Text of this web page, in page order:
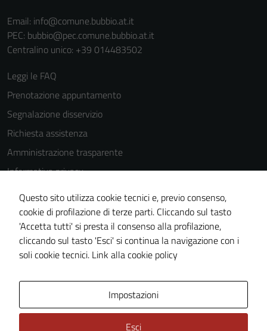
Email: info@comune.bubbio.at.it
PEC: bubbio@pec.comune.bubbio.at.it
Centralino unico: +39 014483502
Leggi le FAQ
Prenotazione appuntamento
Segnalazione disservizio
Richiesta assistenza
Amministrazione trasparente
Informativa privacy
Note legali
Dichiarazione di accessibilità
Piano di miglioramento del sito
Questo sito utilizza cookie tecnici e, previo consenso,
cookie di profilazione di terze parti. Cliccando sul tasto
'Accetta tutti' si presta il consenso alla profilazione,
cliccando sul tasto 'Esci' si continua la navigazione con i
soli cookie tecnici. Link alla cookie policy
Impostazioni
Esci